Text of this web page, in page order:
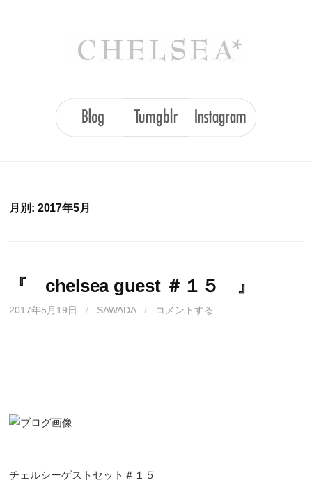
月別: 2017年5月
『 chelsea guest ＃１５ 』
2017年5月19日 / SAWADA / コメントする
チェルシーゲストセット＃１５